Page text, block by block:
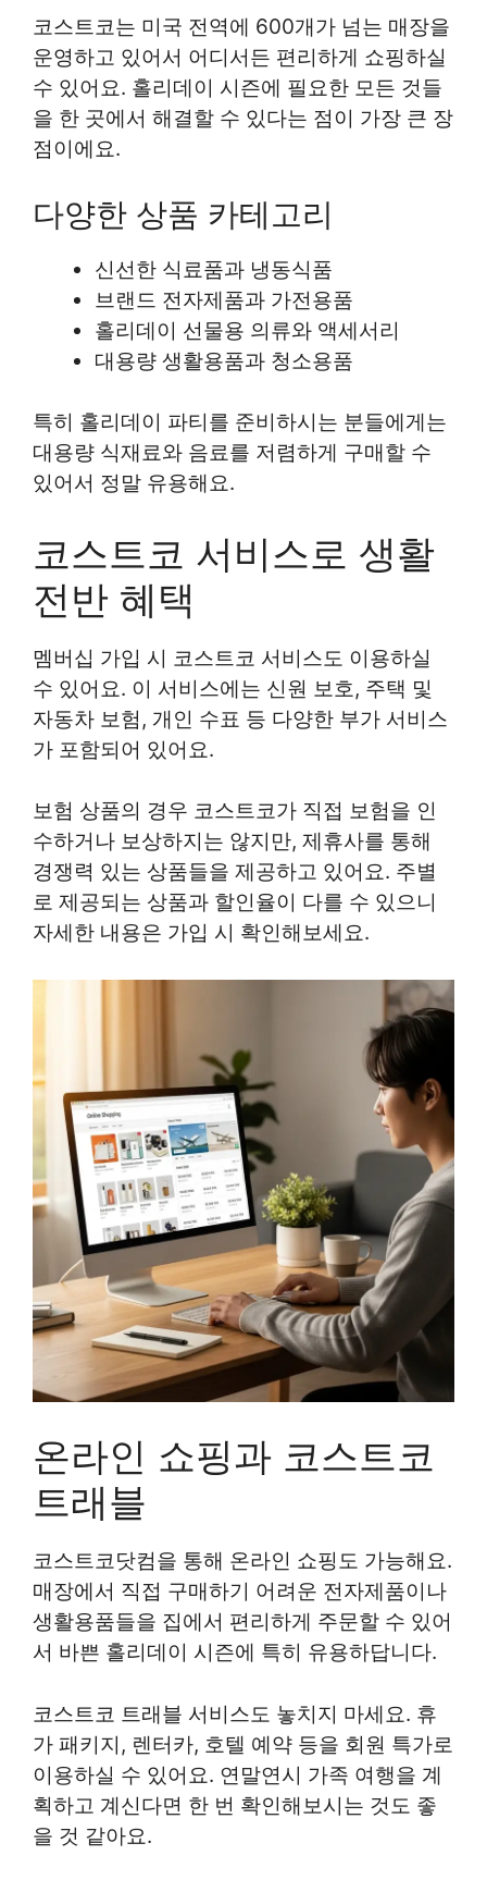
코스트코는 미국 전역에 600개가 넘는 매장을
운영하고 있어서 어디서든 편리하게 쇼핑하실
수 있어요. 홀리데이 시즌에 필요한 모든 것들
을 한 곳에서 해결할 수 있다는 점이 가장 큰 장
점이에요.
다양한 상품 카테고리
신선한 식료품과 냉동식품
브랜드 전자제품과 가전용품
홀리데이 선물용 의류와 액세서리
대용량 생활용품과 청소용품
특히 홀리데이 파티를 준비하시는 분들에게는
대용량 식재료와 음료를 저렴하게 구매할 수
있어서 정말 유용해요.
코스트코 서비스로 생활
전반 혜택
멤버십 가입 시 코스트코 서비스도 이용하실
수 있어요. 이 서비스에는 신원 보호, 주택 및
자동차 보험, 개인 수표 등 다양한 부가 서비스
가 포함되어 있어요.
보험 상품의 경우 코스트코가 직접 보험을 인
수하거나 보상하지는 않지만, 제휴사를 통해
경쟁력 있는 상품들을 제공하고 있어요. 주별
로 제공되는 상품과 할인율이 다를 수 있으니
자세한 내용은 가입 시 확인해보세요.
온라인 쇼핑과 코스트코
트래블
코스트코닷컴을 통해 온라인 쇼핑도 가능해요.
매장에서 직접 구매하기 어려운 전자제품이나
생활용품들을 집에서 편리하게 주문할 수 있어
서 바쁜 홀리데이 시즌에 특히 유용하답니다.
코스트코 트래블 서비스도 놓치지 마세요. 휴
가 패키지, 렌터카, 호텔 예약 등을 회원 특가로
이용하실 수 있어요. 연말연시 가족 여행을 계
획하고 계신다면 한 번 확인해보시는 것도 좋
을 것 같아요.